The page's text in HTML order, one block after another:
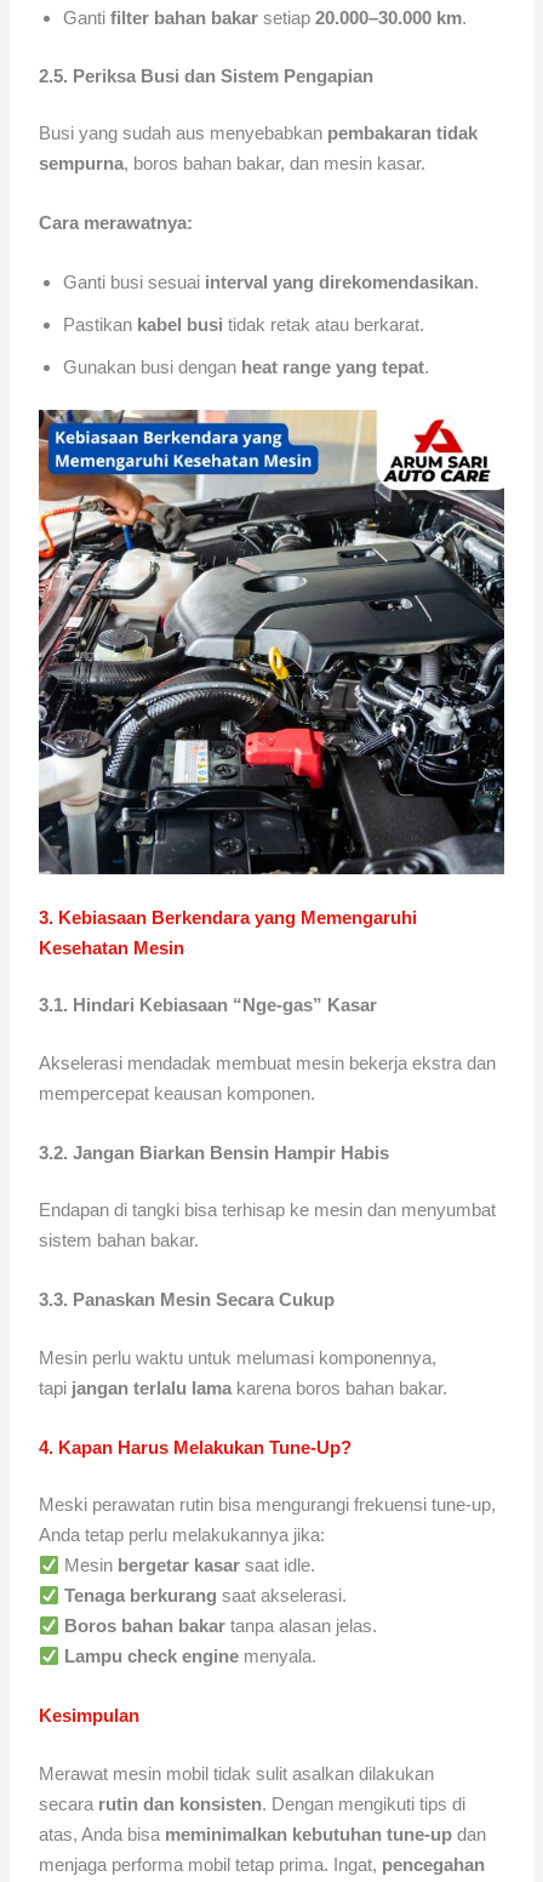
Gantifilter bahan bakar setiap20.000–30.000 km.
2.5. Periksa Busi dan Sistem Pengapian
Busi yang sudah aus menyebabkan pembakaran tidak
sempurna, boros bahan bakar, dan mesin kasar.
Cara merawatnya:
Ganti busi sesuai interval yang direkomendasikan.
Pastikan kabel busi tidak retak atau berkarat.
Gunakan busi dengan heat range yang tepat.
3. Kebiasaan Berkendara yang Memengaruhi
Kesehatan Mesin
3.1. Hindari Kebiasaan “Nge-gas” Kasar
Akselerasi mendadak membuat mesin bekerja ekstra dan
mempercepat keausan komponen.
3.2. Jangan Biarkan Bensin Hampir Habis
Endapan di tangki bisa terhisap ke mesin dan menyumbat
sistem bahan bakar.
3.3. Panaskan Mesin Secara Cukup
Mesin perlu waktu untuk melumasi komponennya,
tapi jangan terlalu lama karena boros bahan bakar.
4. Kapan Harus Melakukan Tune-Up?
Meski perawatan rutin bisa mengurangi frekuensi tune-up,
Anda tetap perlu melakukannya jika:
Mesin bergetar kasar saat idle.
Tenaga berkurang saat akselerasi.
Boros bahan bakar tanpa alasan jelas.
Lampu check engine menyala.
Kesimpulan
Merawat mesin mobil tidak sulit asalkan dilakukan
secara rutin dan konsisten. Dengan mengikuti tips di
atas, Anda bisa meminimalkan kebutuhan tune-up dan
menjaga performa mobil tetap prima. Ingat, pencegahan